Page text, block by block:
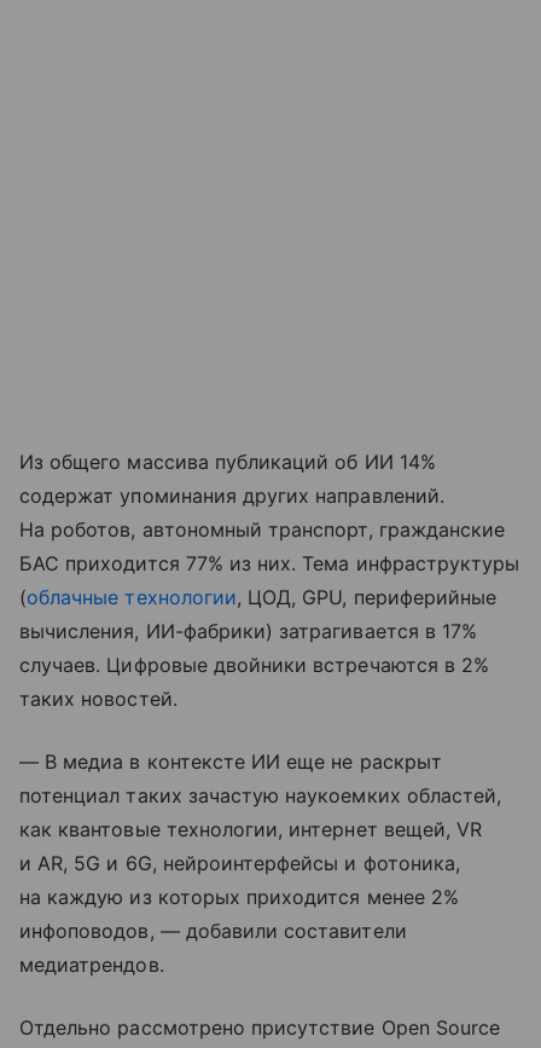
Из общего массива публикаций об ИИ 14%
содержат упоминания других направлений.
На роботов, автономный транспорт, гражданские
БАС приходится 77% из них. Тема инфраструктуры
(облачные технологии, ЦОД, GPU, периферийные
вычисления, ИИ-фабрики) затрагивается в 17%
случаев. Цифровые двойники встречаются в 2%
таких новостей.
— В медиа в контексте ИИ еще не раскрыт
потенциал таких зачастую наукоемких областей,
как квантовые технологии, интернет вещей, VR
и AR, 5G и 6G, нейроинтерфейсы и фотоника,
на каждую из которых приходится менее 2%
инфоповодов, — добавили составители
медиатрендов.
Отдельно рассмотрено присутствие Open Source